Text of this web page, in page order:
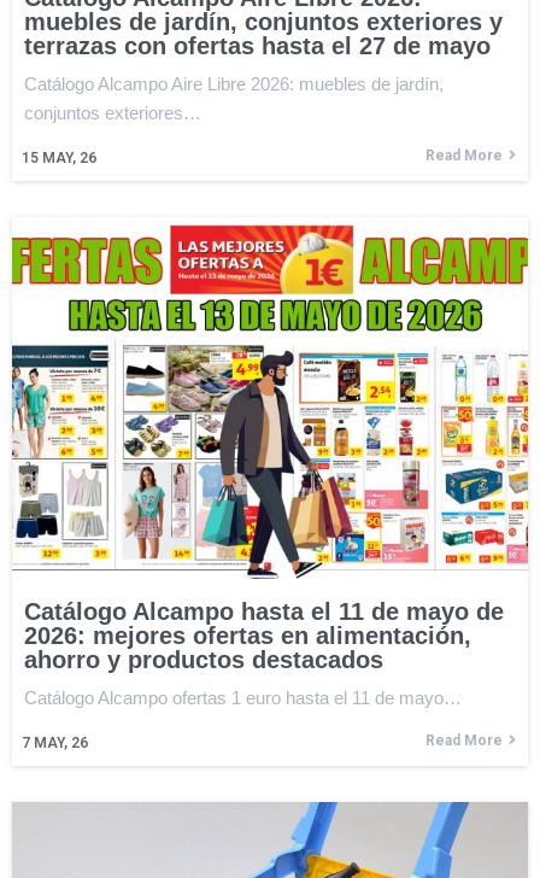
muebles de jardín, conjuntos exteriores y
terrazas con ofertas hasta el 27 de mayo
15 MAY, 26
Catálogo Alcampo Aire Libre 2026: muebles de jardín,
conjuntos exteriores…
Read More
Catálogo Alcampo hasta el 11 de mayo de
2026: mejores ofertas en alimentación,
ahorro y productos destacados
7 MAY, 26
Catálogo Alcampo ofertas 1 euro hasta el 11 de mayo…
Read More